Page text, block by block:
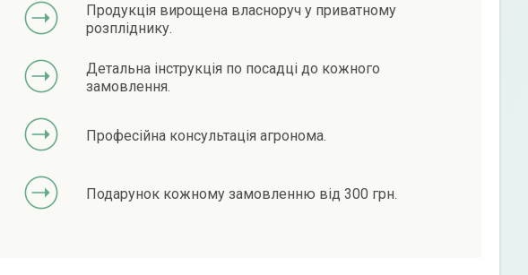
Продукція вирощена власноруч у приватному
розпліднику.
Детальна інструкція по посадці до кожного
замовлення.
Професійна консультація агронома.
Подарунок кожному замовленню від 300 грн.